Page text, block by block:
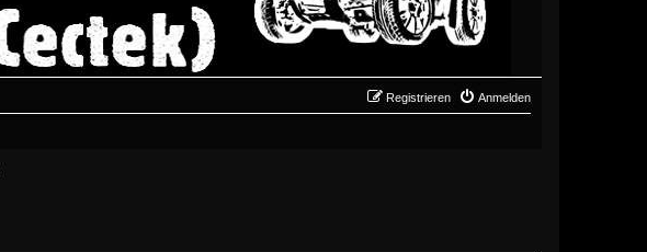
Anmelden
Registrieren